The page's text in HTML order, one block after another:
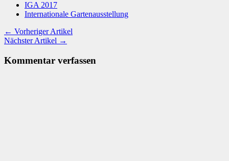
IGA 2017
Internationale Gartenausstellung
← Vorheriger Artikel
Nächster Artikel →
Kommentar verfassen